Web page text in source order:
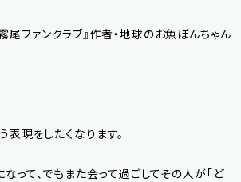
ファンクラブ』作者・地球のお魚ぽんちゃん
現をしたくなります。
って、でもまた会って過ごしてその人が「ど